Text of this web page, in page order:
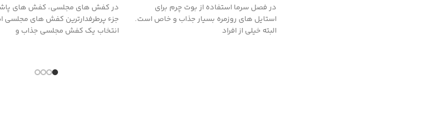
در فصل سرما استفاده از بوت چرم برای
استایل های روزمره بسیار جذاب و خاص است.
البته خیلی از افراد
در کفش های مجلسی، کفش های
جزء پرطرفدارترین کفش های مجلسی
انتخاب یک کفش مجلسی جذاب و